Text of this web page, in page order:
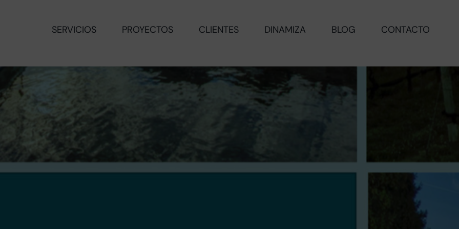
SERVICIOS PROYECTOS CLIENTES DINAMIZA BLOG CONTACTO